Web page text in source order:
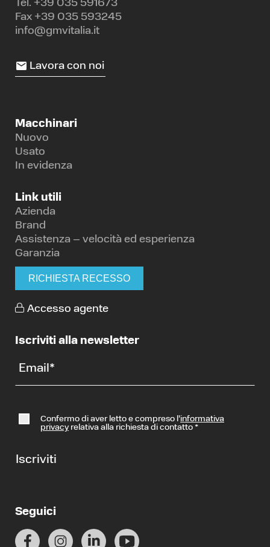
Tel. +39 035 591673
Fax +39 035 593245
info@gmvitalia.it
Lavora con noi
Macchinari
Nuovo
Usato
In evidenza
Link utili
Azienda
Brand
Assistenza – velocità ed esperienza
Garanzia
RICHIESTA RECESSO
Accesso agente
Iscriviti alla newsletter
Email *
Confermo di aver letto e compreso l’informativa
privacyrelativa alla richiesta di contatto *
Iscriviti
Seguici